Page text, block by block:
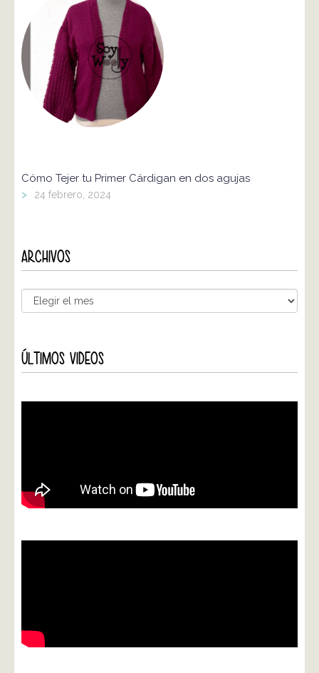
Cómo Tejer tu Primer Cárdigan en dos agujas
> 24 febrero, 2024
ARCHIVOS
ÚLTIMOS VIDEOS